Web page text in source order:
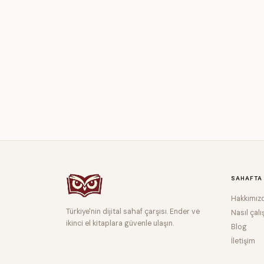
Türkiye'nin dijital sahaf çarşısı. Ender ve
ikinci el kitaplara güvenle ulaşın.
SAHAFTA
Nasıl
Blog
İletişim